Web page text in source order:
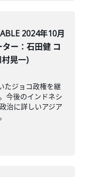
2024年10月
ー：石田健 コ
晃一)
たジョコ政権を継
今後のインドネシ
治に詳しいアジア